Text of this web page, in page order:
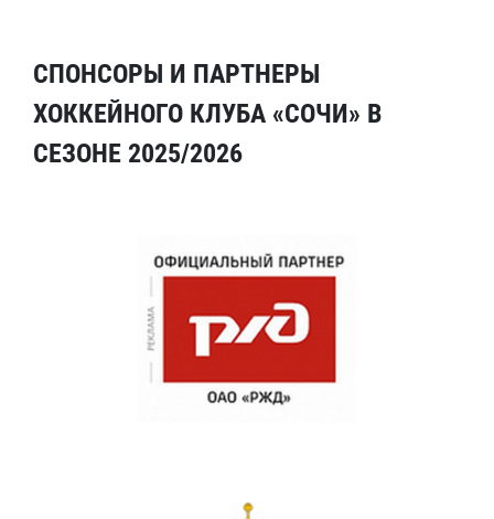
СПОНСОРЫ И ПАРТНЕРЫ
ХОККЕЙНОГО КЛУБА «СОЧИ» В
СЕЗОНЕ 2025/2026